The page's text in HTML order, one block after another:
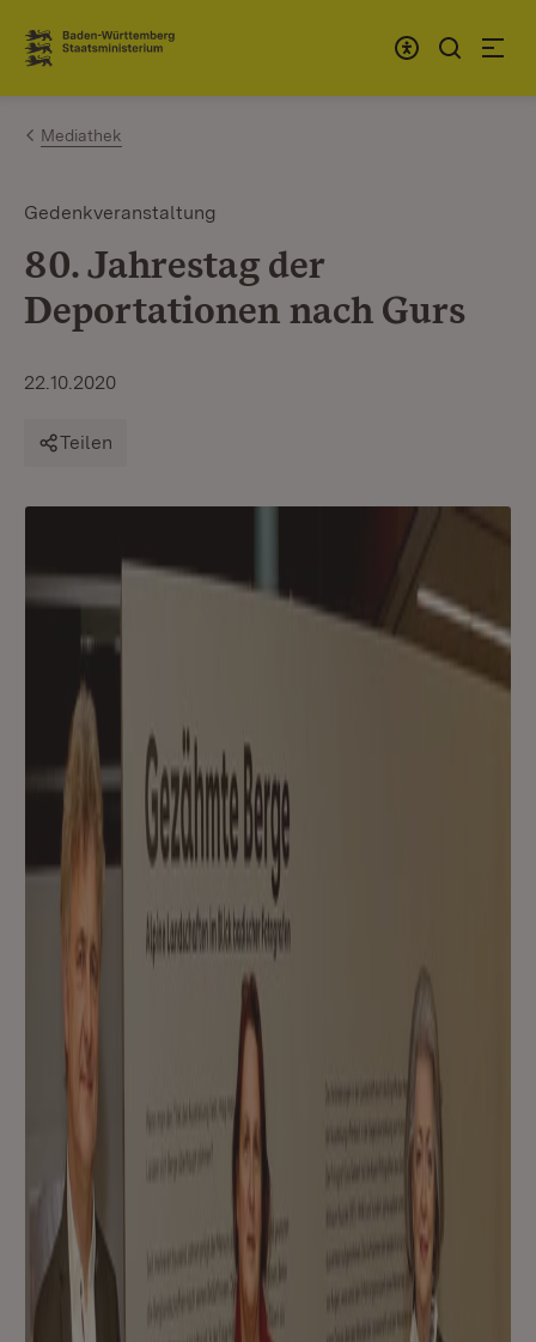
Zum Inhalt springen
Link zur Startseite
Mediathek
Gedenkveranstaltung
80. Jahrestag der
Deportationen nach Gurs
22.10.2020
Teilen